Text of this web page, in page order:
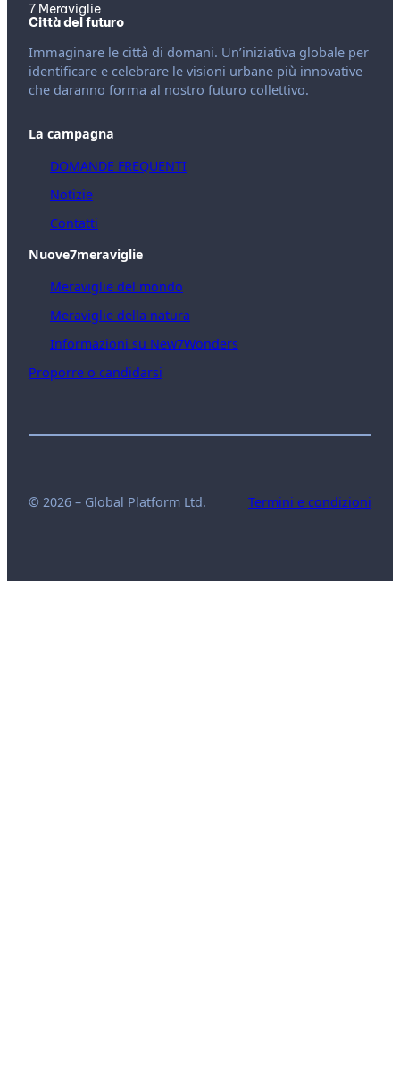
7 Meraviglie
Città del futuro
Immaginare le città di domani. Un’iniziativa globale per
identificare e celebrare le visioni urbane più innovative
che daranno forma al nostro futuro collettivo.
La campagna
DOMANDE FREQUENTI
Notizie
Contatti
Nuove7meraviglie
Meraviglie del mondo
Meraviglie della natura
Informazioni su New7Wonders
Proporre o candidarsi
© 2026 – Global Platform Ltd. Termini e condizioni